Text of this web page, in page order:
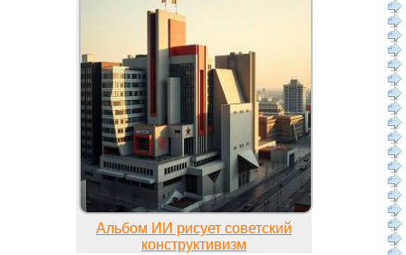
Альбом ИИ рисует советский
конструктивизм